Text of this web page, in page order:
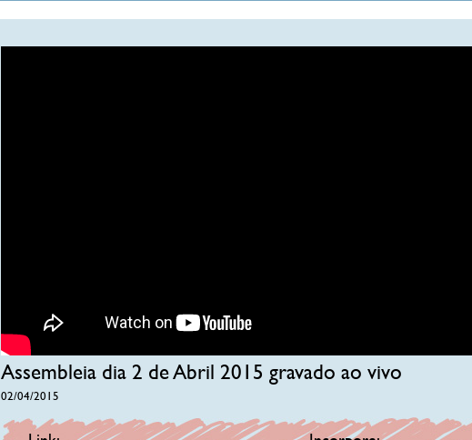
Assembleia dia 2 de Abril 2015 gravado ao vivo
02/04/2015